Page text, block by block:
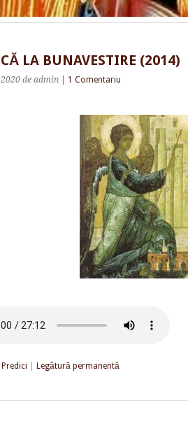
LA BUNAVESTIRE (2014)
de admin 1 Comentariu
Predici Legătură permanentă